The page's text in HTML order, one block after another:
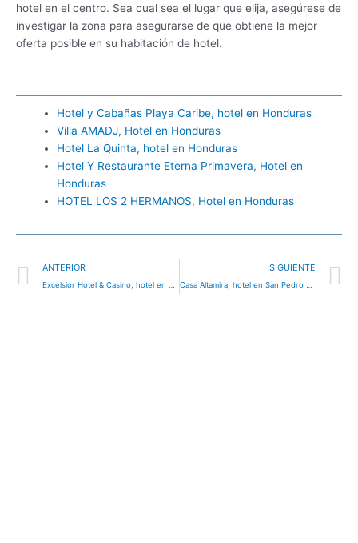
hotel en el centro. Sea cual sea el lugar que elija, asegúrese de
investigar la zona para asegurarse de que obtiene la mejor
oferta posible en su habitación de hotel.
Hotel y Cabañas Playa Caribe, hotel en Honduras
Villa AMADJ, Hotel en Honduras
Hotel La Quinta, hotel en Honduras
Hotel Y Restaurante Eterna Primavera, Hotel en
Honduras
HOTEL LOS 2 HERMANOS, Hotel en Honduras
Ant
ANTERIOR SIGUIENTE